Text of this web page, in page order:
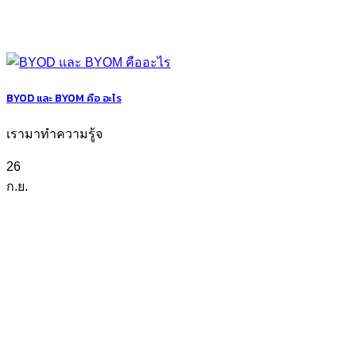
BYOD และ BYOM คือ อะไร
เรามาทำความรู้จ
26
ก.ย.